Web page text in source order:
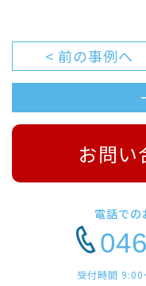
< 前の事例へ
お問い
電話での
受付時間